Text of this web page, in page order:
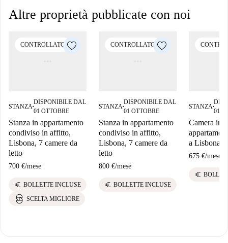
Altre proprietà pubblicate con noi
CONTROLLATO
STANZA■
DISPONIBILE DAL
01 OTTOBRE
Stanza in appartamento
condiviso in affitto,
Lisbona, 7 camere da
letto
700 €/mese
euro BOLLETTE INCLUSE
SCELTA MIGLIORE
CONTROLLATO
STANZA■
DISPONIBILE DAL
01 OTTOBRE
Stanza in appartamento
condiviso in affitto,
Lisbona, 7 camere da
letto
800 €/mese
euro BOLLETTE INCLUSE
STANZA■
01
Camera in
a Lisbona
675 €/mese
euro